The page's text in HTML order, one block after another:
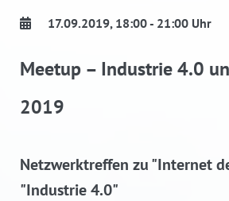
17.09.2019, 18:00 - 21:00 Uhr
Meetup – Industrie 4.0
2019
Netzwerktreffen zu "Internet
"Industrie 4.0"